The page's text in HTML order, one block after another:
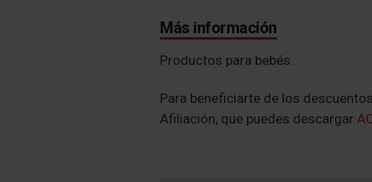
Más información
Productos para bebés.
Para beneficiarte de los
Afiliación, que puedes descargar